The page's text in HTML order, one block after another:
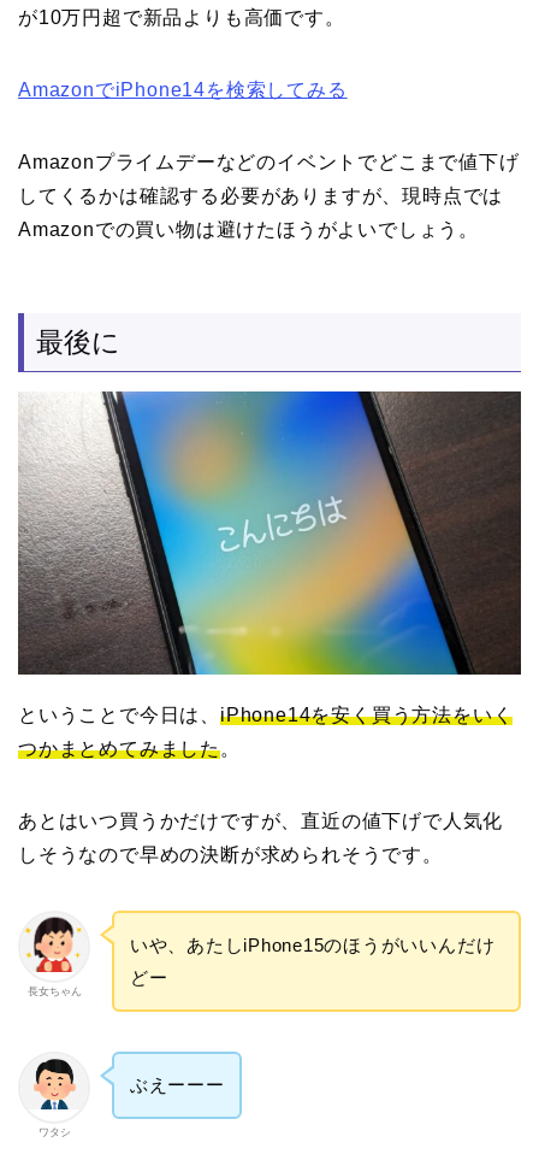
が10万円超で新品よりも高価です。
AmazonでiPhone14を検索してみる
Amazonプライムデーなどのイベントでどこまで値下げ
してくるかは確認する必要がありますが、現時点では
Amazonでの買い物は避けたほうがよいでしょう。
最後に
ということで今日は、 iPhone14を安く買う方法をいく
つかまとめてみました。
あとはいつ買うかだけですが、直近の値下げで人気化
しそうなので早めの決断が求められそうです。
長女ちゃん
いや、あたしiPhone15のほうがいいんだけ
どー
ワタシ
ぶえーーー